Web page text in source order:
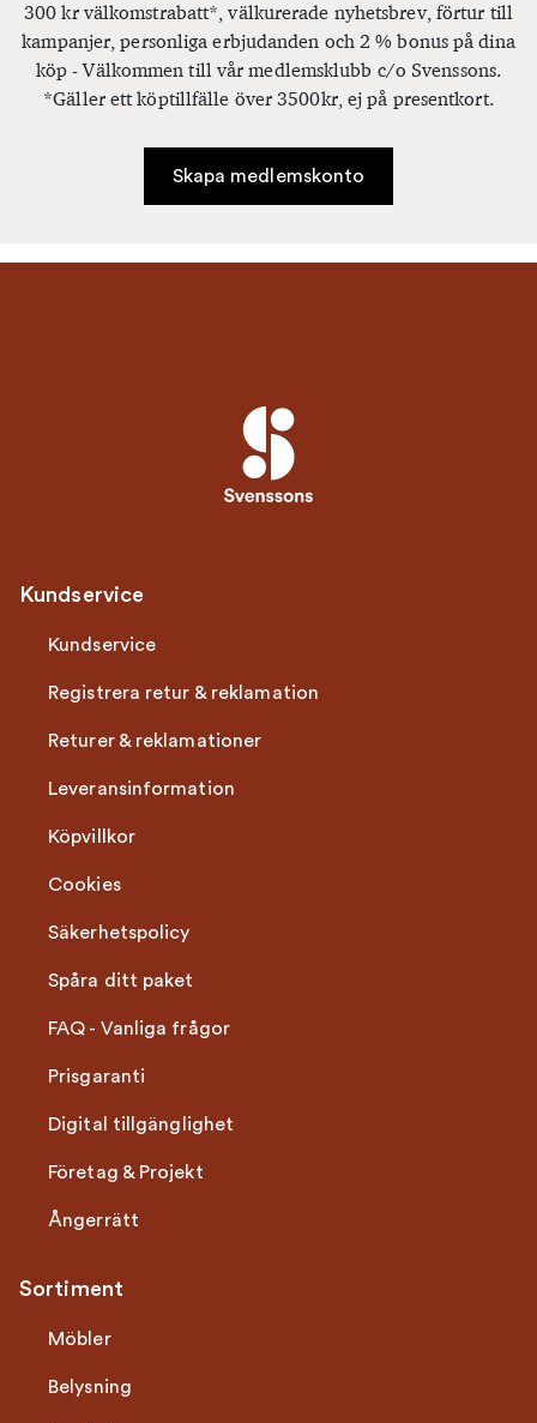
300 kr välkomstrabatt*, välkurerade nyhetsbrev, förtur till
kampanjer, personliga erbjudanden och 2 % bonus på dina
köp - Välkommen till vår medlemsklubb c/o Svenssons.
*Gäller ett köptillfälle över 3500kr, ej på presentkort.
Skapa medlemskonto
Kundservice
Kundservice
Registrera retur & reklamation
Returer & reklamationer
Leveransinformation
Köpvillkor
Cookies
Säkerhetspolicy
Spåra ditt paket
FAQ - Vanliga frågor
Prisgaranti
Digital tillgänglighet
Företag & Projekt
Ångerrätt
Sortiment
Möbler
Belysning